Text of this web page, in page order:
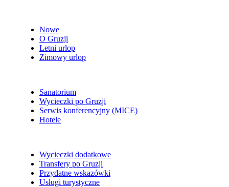
Nowe
O Gruzji
Letni urlop
Zimowy urlop
Sanatorium
Wycieczki po Gruzji
Serwis konferencyjny (MICE)
Hotele
Wycieczki dodatkowe
Transfery po Gruzji
Przydatne wskazówki
Usługi turystyczne